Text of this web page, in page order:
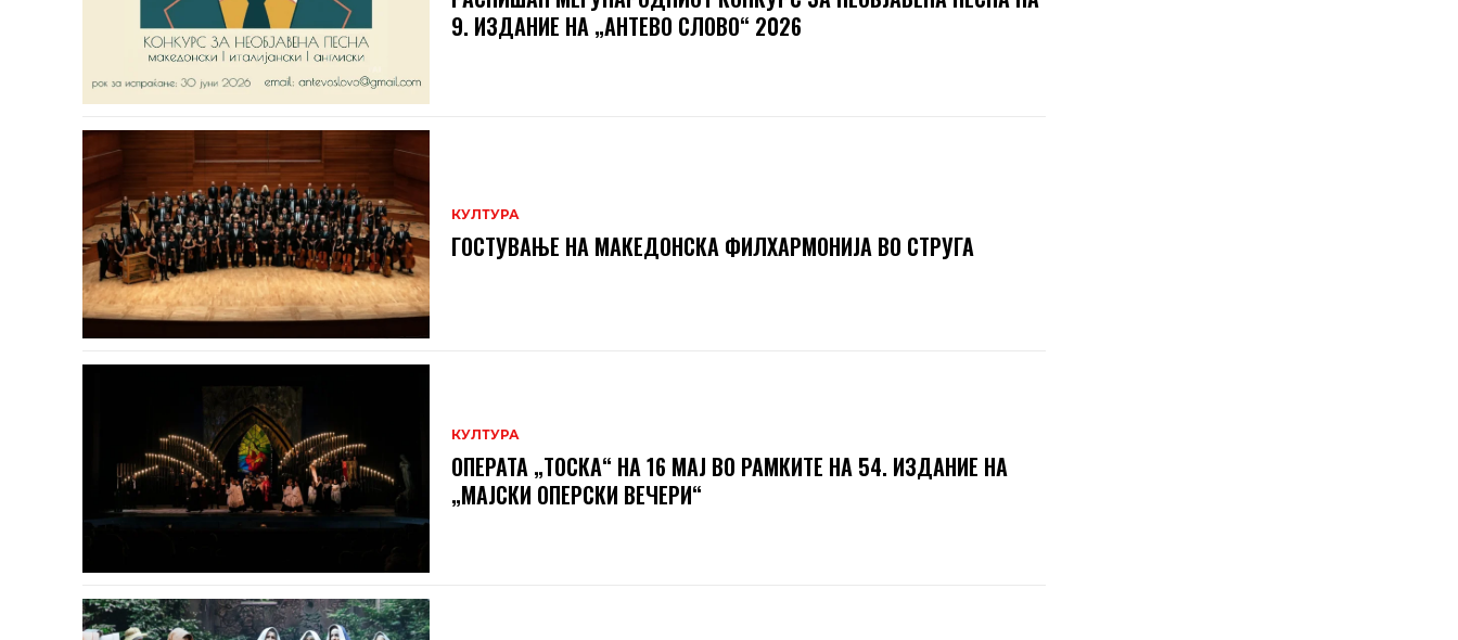
9. ИЗДАНИЕ НА „АНТЕВО СЛОВО“ 2026
КУЛТУРА
ГОСТУВАЊЕ НА МАКЕДОНСКА ФИЛХАРМОНИЈА ВО СТРУГА
КУЛТУРА
ОПЕРАТА „ТОСКА“ НА 16 МАЈ ВО РАМКИТЕ НА 54. ИЗДАНИЕ НА
„МАЈСКИ ОПЕРСКИ ВЕЧЕРИ“